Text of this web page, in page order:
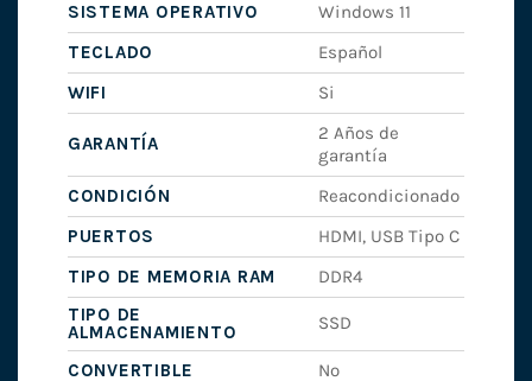
SISTEMA OPERATIVO
Windows 11
TECLADO
Español
WIFI
Si
GARANTÍA
2 Años de
garantía
CONDICIÓN
Reacondicionado
PUERTOS
HDMI, USB Tipo C
TIPO DE MEMORIA RAM
DDR4
TIPO DE
ALMACENAMIENTO
SSD
CONVERTIBLE
No